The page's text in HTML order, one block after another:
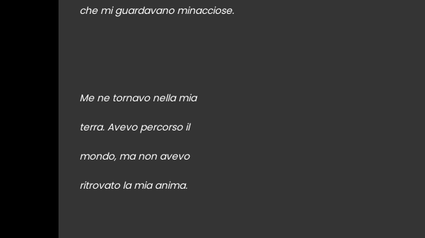
che mi guardavano minacciose.
Me ne tornavo nella mia
terra. Avevo percorso il
mondo, ma non avevo
ritrovato la mia anima.